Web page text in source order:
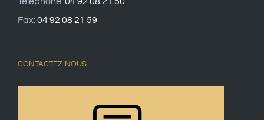
Fax:04 92 08 21 59
CONTACTEZ-NOUS